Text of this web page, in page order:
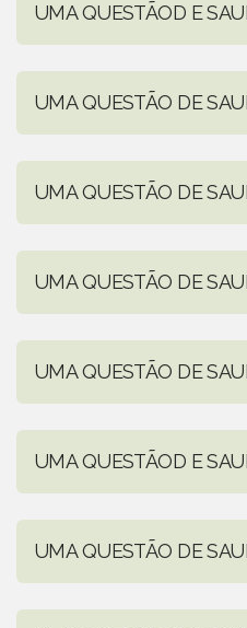
UMA QUESTÃOD E
UMA QUESTÃO DE
UMA QUESTÃO DE
UMA QUESTÃO DE
UMA QUESTÃO DE
UMA QUESTÃOD E
UMA QUESTÃO DE